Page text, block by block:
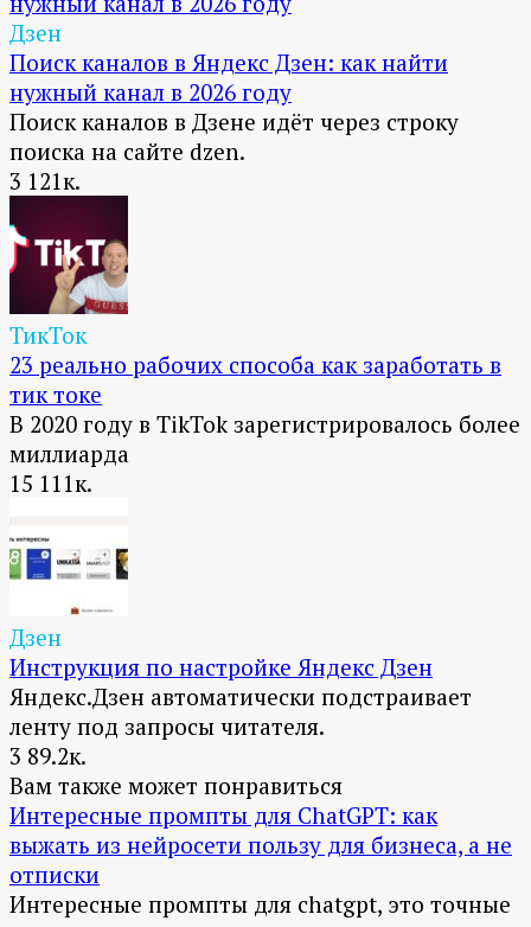
Дзен
Поиск каналов в Яндекс Дзен: как найти
нужный канал в 2026 году
Поиск каналов в Дзене идёт через строку
поиска на сайте dzen.
3 121к.
ТикТок
23 реально рабочих способа как заработать в
тик токе
В 2020 году в TikTok зарегистрировалось более
миллиарда
15 111к.
Дзен
Инструкция по настройке Яндекс Дзен
Яндекс.Дзен автоматически подстраивает
ленту под запросы читателя.
3 89.2к.
Вам также может понравиться
Интересные промпты для ChatGPT: как
выжать из нейросети пользу для бизнеса, а не
отписки
Интересные промпты для chatgpt, это точные